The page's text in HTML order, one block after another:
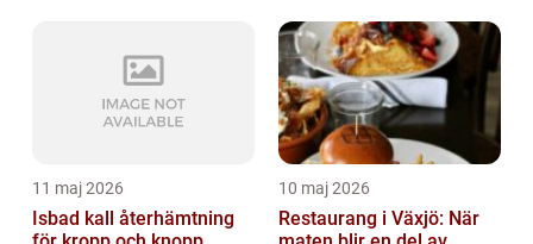
11 maj 2026
Isbad kall återhämtning
10 maj 2026
Restaurang i Växjö: När